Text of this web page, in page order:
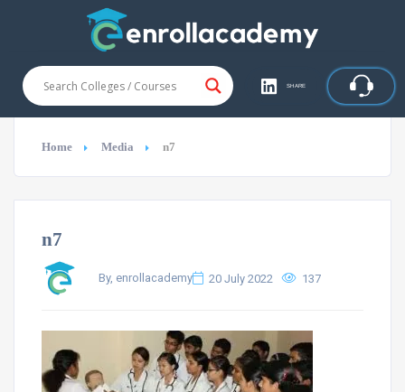
SHARE
Home Media n7
n7
By, enrollacademy 20 July 2022 137